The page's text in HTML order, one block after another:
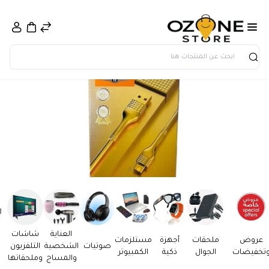
بحث
عروض
ملحقات
الجوال
أجهزة
ذكية
مستلزمات
الكمبيوتر
صوتيات
العناية
الشخصية
والمساج
شاشات
التلفزيون
وملحقاتها